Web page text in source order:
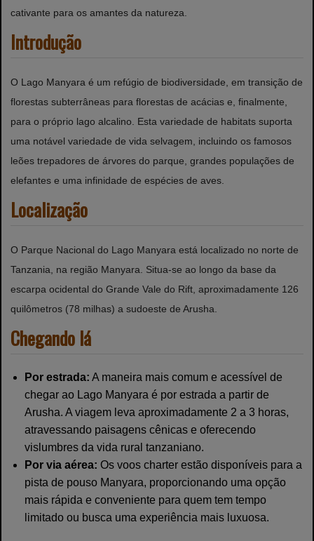
cativante para os amantes da natureza.
Introdução
O Lago Manyara é um refúgio de biodiversidade, em transição de
florestas subterrâneas para florestas de acácias e, finalmente,
para o próprio lago alcalino. Esta variedade de habitats suporta
uma notável variedade de vida selvagem, incluindo os famosos
leões trepadores de árvores do parque, grandes populações de
elefantes e uma infinidade de espécies de aves.
Localização
O Parque Nacional do Lago Manyara está localizado no norte de
Tanzania, na região Manyara. Situa-se ao longo da base da
escarpa ocidental do Grande Vale do Rift, aproximadamente 126
quilômetros (78 milhas) a sudoeste de Arusha.
Chegando lá
Por estrada: A maneira mais comum e acessível de
chegar ao Lago Manyara é por estrada a partir de
Arusha. A viagem leva aproximadamente 2 a 3 horas,
atravessando paisagens cênicas e oferecendo
vislumbres da vida rural tanzaniano.
Por via aérea: Os voos charter estão disponíveis para a
pista de pouso Manyara, proporcionando uma opção
mais rápida e conveniente para quem tem tempo
limitado ou busca uma experiência mais luxuosa.